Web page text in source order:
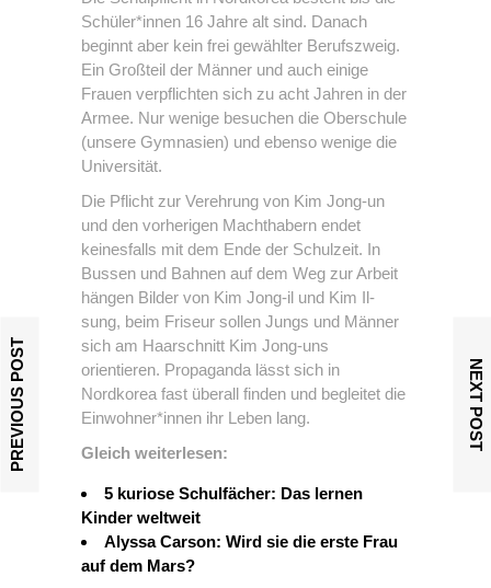
Schüler*innen 16 Jahre alt sind. Danach
beginnt aber kein frei gewählter Berufszweig.
Ein Großteil der Männer und auch einige
Frauen verpflichten sich zu acht Jahren in der
Armee. Nur wenige besuchen die Oberschule
(unsere Gymnasien) und ebenso wenige die
Universität.
Die Pflicht zur Verehrung von Kim Jong-un
und den vorherigen Machthabern endet
keinesfalls mit dem Ende der Schulzeit. In
Bussen und Bahnen auf dem Weg zur Arbeit
hängen Bilder von Kim Jong-il und Kim Il-
sung, beim Friseur sollen Jungs und Männer
sich am Haarschnitt Kim Jong-uns
orientieren. Propaganda lässt sich in
Nordkorea fast überall finden und begleitet die
Einwohner*innen ihr Leben lang.
Gleich weiterlesen:
5 kuriose Schulfächer: Das lernen
Kinder weltweit
Alyssa Carson: Wird sie die erste Frau
auf dem Mars?
PREVIOUS POST NEXT POST